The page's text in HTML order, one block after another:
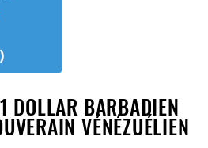
DOLLAR BARBADIEN
VÉNÉZUÉLIEN